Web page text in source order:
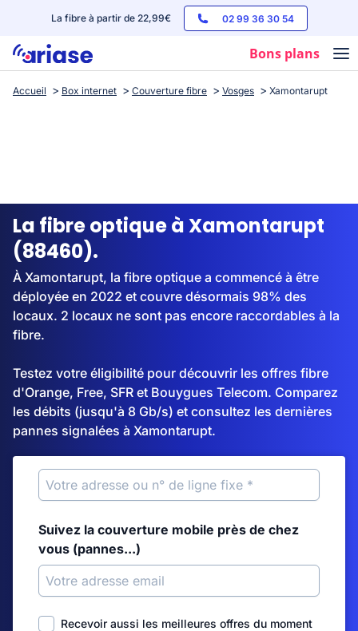
La fibre à partir de 22,99€ 02 99 36 30 54
Bons plans
Box internet
Streaming
Accueil Box internet Couverture fibre Vosges Xamontarupt
La fibre optique à Xamontarupt
(88460).
À Xamontarupt, la fibre optique a commencé à être
déployée en 2022 et couvre désormais 98% des
locaux. 2 locaux ne sont pas encore raccordables à la
fibre.
Testez votre éligibilité pour découvrir les offres fibre
d'Orange, Free, SFR et Bouygues Telecom. Comparez
les débits (jusqu'à 8 Gb/s) et consultez les dernières
pannes signalées à Xamontarupt.
Suivez la couverture mobile près de chez
vous (pannes...)
Recevoir aussi les meilleures offres du moment